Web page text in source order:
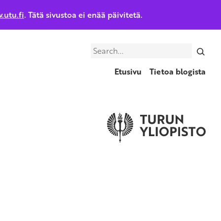
Search
Etusivu
Tietoa blogista
. Tätä sivustoa ei enää päivitetä.